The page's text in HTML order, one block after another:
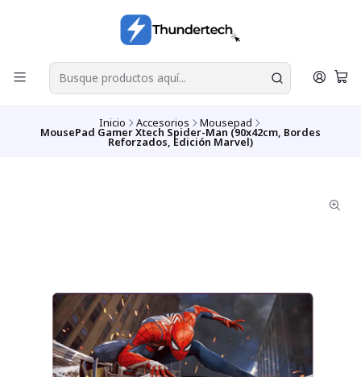
Inicio Accesorios Mousepad
MousePad Gamer Xtech Spider-Man (90x42cm, Bordes
Reforzados, Edición Marvel)